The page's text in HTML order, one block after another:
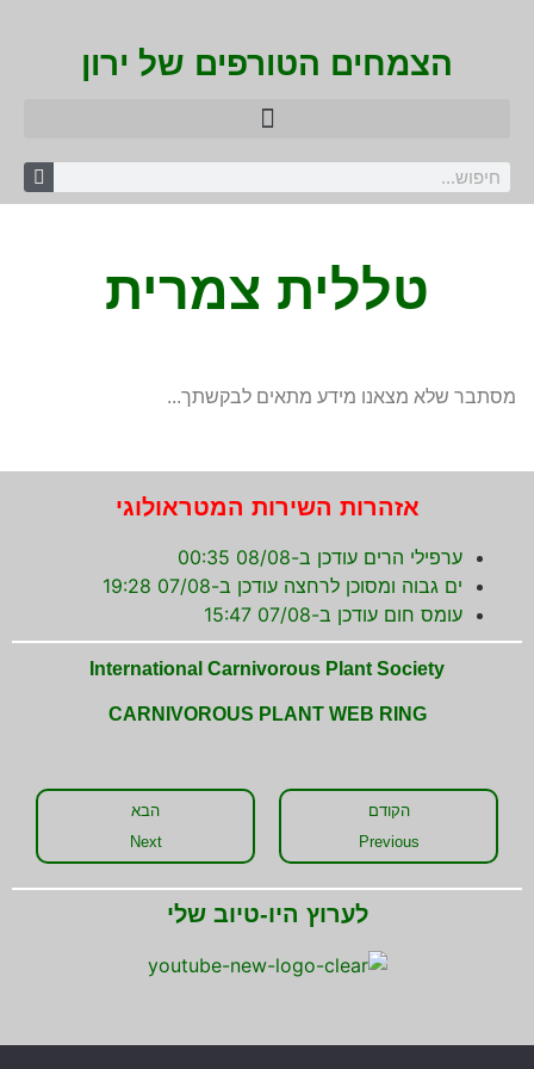
הצמחים הטורפים של ירון
טללית צמרית
מסתבר שלא מצאנו מידע מתאים לבקשתך...
אזהרות השירות המטראולוגי
ערפילי הרים עודכן ב-08/08 00:35
ים גבוה ומסוכן לרחצה עודכן ב-07/08 19:28
עומס חום עודכן ב-07/08 15:47
International Carnivorous Plant Society
CARNIVOROUS PLANT WEB RING
הקודם
Previous
הבא
Next
לערוץ היו-טיוב שלי